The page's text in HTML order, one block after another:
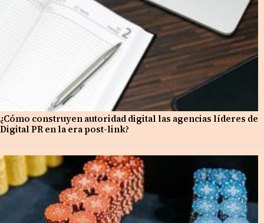
¿Cómo construyen autoridad digital las agencias líderes de
Digital PR en la era post-link?